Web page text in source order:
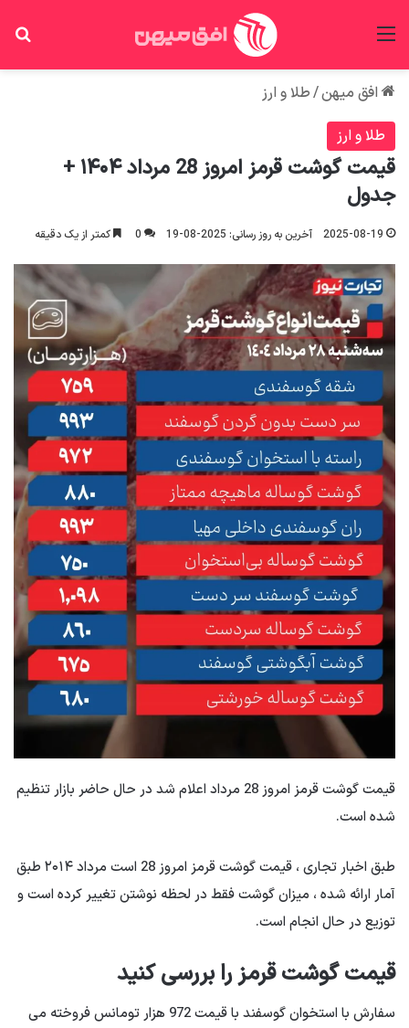
افق میهن/طلا و ارز
طلا و ارز
قیمت گوشت قرمز امروز 28 مرداد ۱۴۰۴ +
جدول
2025-08-19 آخرین به روز رسانی: 2025-08-19 0 کمتر از یک دقیقه
قیمت گوشت قرمز امروز 28 مرداد اعلام شد در حال حاضر بازار تنظیم
شده است.
طبق اخبار تجاری ، قیمت گوشت قرمز امروز 28 است مرداد ۲۰۱۴ طبق
آمار ارائه شده ، میزان گوشت فقط در لحظه نوشتن تغییر کرده است و
توزیع در حال انجام است.
قیمت گوشت قرمز را بررسی کنید
سفارش با استخوان گوسفند با قیمت 972 هزار تومانس فروخته می